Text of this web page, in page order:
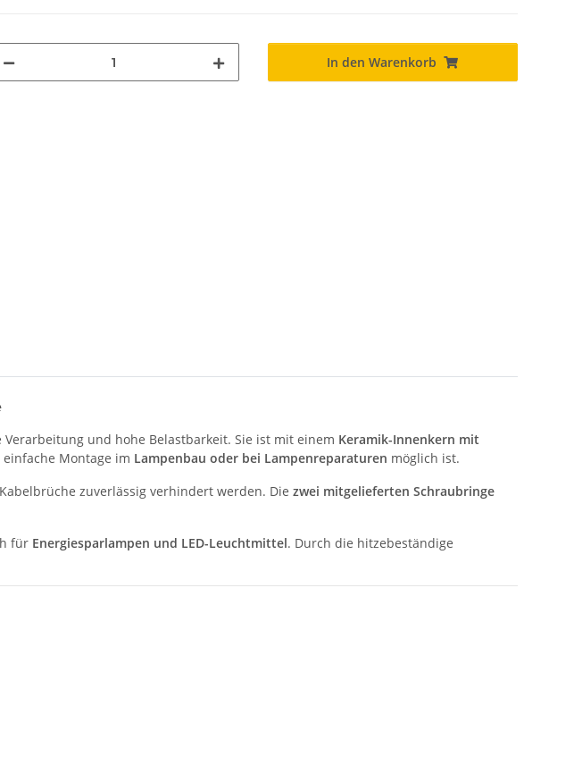
In den Warenkorb
und hohe Belastbarkeit. Sie ist mit einem Keramik-Innenkern mit
Montage im Lampenbau oder bei Lampenreparaturen möglich ist.
zuverlässig verhindert werden. Die zwei mitgelieferten Schraubringe
für Energiesparlampen und LED-Leuchtmittel. Durch die hitzebeständige